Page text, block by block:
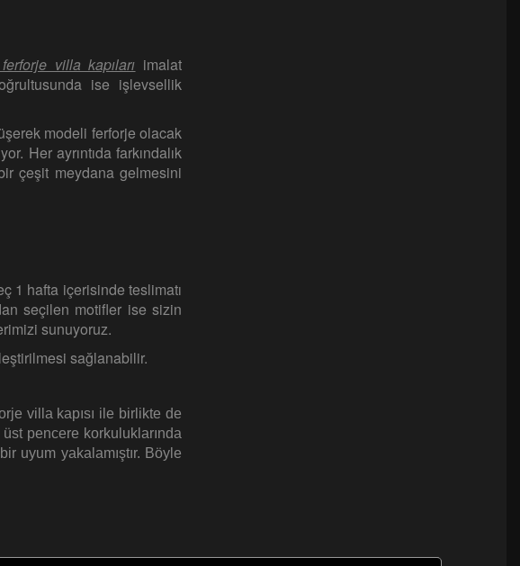
ferforje villa kapıları imalat
ise işlevsellik
modeli ferforje olacak
Her ayrıntıda farkındalık
çeşit meydana gelmesini
1 hafta içerisinde teslimatı
seçilen motifler ise sizin
sunuyoruz.
sağlanabilir.
villa kapısı ile birlikte de
pencere korkuluklarında
uyum yakalamıştır. Böyle